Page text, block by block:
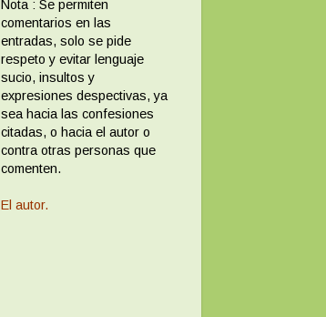
Nota : Se permiten
comentarios en las
entradas, solo se pide
respeto y evitar lenguaje
sucio, insultos y
expresiones despectivas, ya
sea hacia las confesiones
citadas, o hacia el autor o
contra otras personas que
comenten.
El autor.